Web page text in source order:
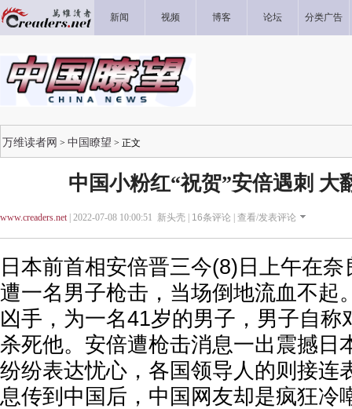
新闻 视频 博客 论坛 分类广告
万维读者网 > 中国瞭望 > 正文
中国小粉红“祝贺”安倍遇刺 大
www.creaders.net| 2022-07-08 10:00:51 新头壳 | 16条评论 | 查看/发表评论
日本前首相安倍晋三今(8)日上午在
遭一名男子枪击，当场倒地流血不起
凶手，为一名41岁的男子，男子自称
杀死他。安倍遭枪击消息一出震撼日
纷纷表达忧心，各国领导人的则接连
息传到中国后，中国网友却是疯狂冷